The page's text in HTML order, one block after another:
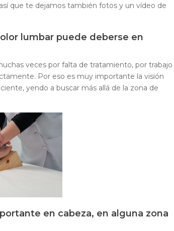
que te dejamos también fotos y un vídeo de
lumbar puede deberse en
veces por falta de tratamiento, por trabajo
Por eso es muy importante la visión
yendo a buscar más allá de la zona de
en cabeza, en alguna zona